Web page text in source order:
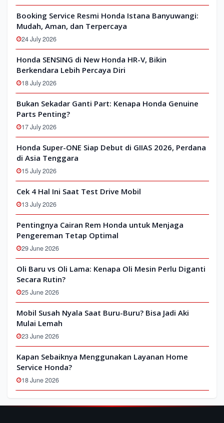
Booking Service Resmi Honda Istana Banyuwangi:
Mudah, Aman, dan Terpercaya
24 July 2026
Honda SENSING di New Honda HR-V, Bikin
Berkendara Lebih Percaya Diri
18 July 2026
Bukan Sekadar Ganti Part: Kenapa Honda Genuine
Parts Penting?
17 July 2026
Honda Super-ONE Siap Debut di GIIAS 2026, Perdana
di Asia Tenggara
15 July 2026
Cek 4 Hal Ini Saat Test Drive Mobil
13 July 2026
Pentingnya Cairan Rem Honda untuk Menjaga
Pengereman Tetap Optimal
29 June 2026
Oli Baru vs Oli Lama: Kenapa Oli Mesin Perlu Diganti
Secara Rutin?
25 June 2026
Mobil Susah Nyala Saat Buru-Buru? Bisa Jadi Aki
Mulai Lemah
23 June 2026
Kapan Sebaiknya Menggunakan Layanan Home
Service Honda?
18 June 2026